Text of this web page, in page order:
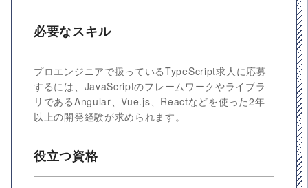
必要なスキル
プロエンジニアで扱っているTypeScript求人に応募
するには、JavaScriptのフレームワークやライブラ
リであるAngular、Vue.js、Reactなどを使った2年
以上の開発経験が求められます。
役立つ資格